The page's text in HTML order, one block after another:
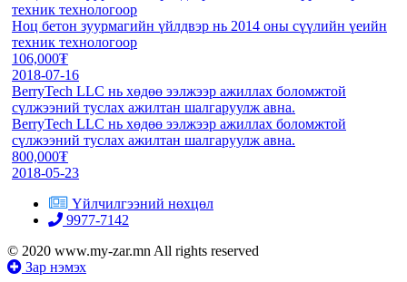
техник технологоор
Ноц бетон зуурмагийн үйлдвэр нь 2014 оны сүүлийн үеийн
техник технологоор
106,000₮
2018-07-16
BerryTech LLC нь хөдөө ээлжээр ажиллах боломжтой
сүлжээний туслах ажилтан шалгаруулж авна.
BerryTech LLC нь хөдөө ээлжээр ажиллах боломжтой
сүлжээний туслах ажилтан шалгаруулж авна.
800,000₮
2018-05-23
Үйлчилгээний нөхцөл
9977-7142
© 2020 www.my-zar.mn All rights reserved
Зар нэмэх